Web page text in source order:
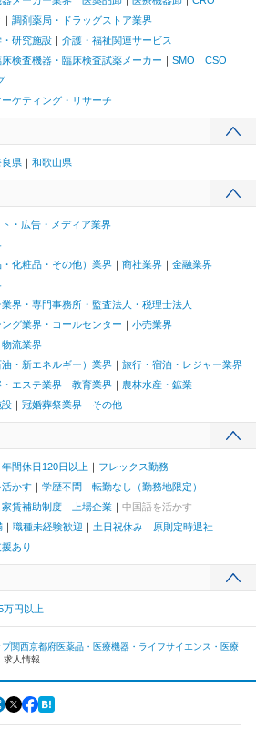
調剤薬局・ドラッグストア業界
・研究施設
介護・福祉関連サービス
検査機器・臨床検査試薬メーカー SMO
CSO
ケティング・リサーチ
良県 和歌山県
・広告・メディア業界
化粧品・その他）業界
商社業界
金融業界
界・専門事務所・監査法人・税理士法人
グ業界・コールセンター
小売業界
流業界
・新エネルギー）業界
旅行・宿泊・レジャー業界
エステ業界 教育業界
農林水産・鉱業
設
冠婚葬祭業界 その他
年間休日120日以上
フレックス勤務
かす 学歴不問
転勤なし（勤務地限定）
賃補助制度 上場企業
中国語を活かす
職種未経験歓迎 土日祝休み
原則定時退社
あり
万円以上
プ関西京都府医薬品・医療機器・ライフサイエンス・医療
求人情報